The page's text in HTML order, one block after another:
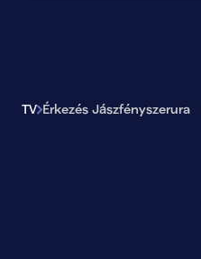
TV Érkezés Jászfényszerura